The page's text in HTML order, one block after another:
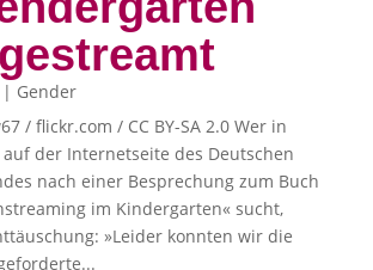
Gender
/ flickr.com / CC BY-SA 2.0 Wer in
der Internetseite des Deutschen
nach einer Besprechung zum Buch
im Kindergarten« sucht,
»Leider konnten wir die